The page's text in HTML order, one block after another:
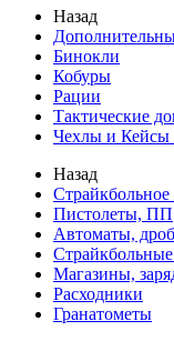
Назад
Бинокли
Кобуры
Рации
Тактические
Чехлы и Кейсы
Назад
Пистолеты, ПП
Автоматы,
Магазины,
Расходники
Гранатометы